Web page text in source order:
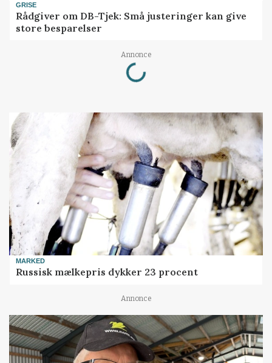
GRISE
Rådgiver om DB-Tjek: Små justeringer kan give
store besparelser
Annonce
Loading...
MARKED
Russisk mælkepris dykker 23 procent
Annonce